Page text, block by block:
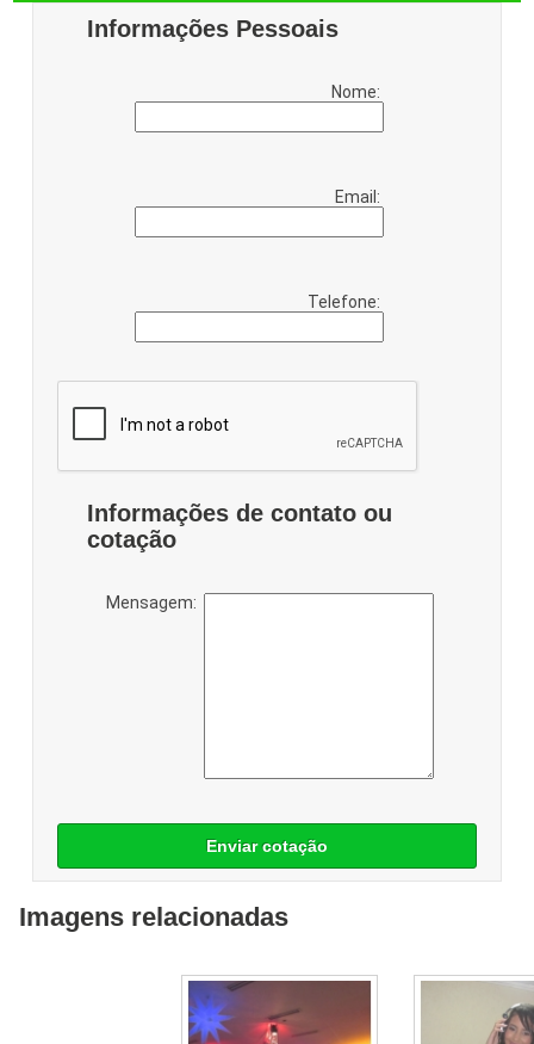
Informações Pessoais
Nome:
Email:
Telefone:
Informações de contato ou
cotação
Mensagem:
Enviar cotação
Imagens relacionadas